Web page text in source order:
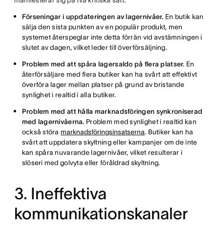
Förseningar i uppdateringen av lagernivåer. En butik kan
sälja den sista punkten av en populär produkt, men
systemet återspeglar inte detta förrän vid avstämningen i
slutet av dagen, vilket leder till överförsäljning.
Problem med att spåra lagersaldo på flera platser. En
återförsäljare med flera butiker kan ha svårt att effektivt
överföra lager mellan platser på grund av bristande
synlighet i realtid i alla butiker.
Problem med att hålla marknadsföringen synkroniserad
med lagernivåerna. Problem med synlighet i realtid kan
också störamarknadsföringsinsatserna. Butiker kan ha
svårt att uppdatera skyltning eller kampanjer om de inte
kan spåra nuvarande lagernivåer, vilket resulterar i
slöseri med golvyta eller föråldrad skyltning.
3. Ineffektiva
kommunikationskanaler